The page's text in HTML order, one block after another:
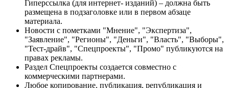
Гиперссылка (для интернет- изданий) – должна быть
размещена в подзаголовке или в первом абзаце
материала.
Новости с пометками "Мнение", "Экспертиза",
"Заявление", "Регионы", "Деньги", "Власть", "Выборы",
"Тест-драйв", "Спецпроекты", "Промо" публикуются на
правах рекламы.
Раздел Спецпроекты создается совместно с
коммерческими партнерами.
Любое копирование, публикация, републикация и